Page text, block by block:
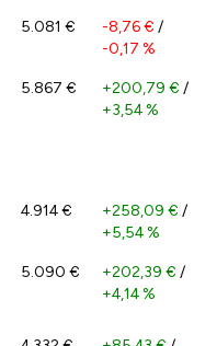
5.081 € -8,76 € /
-0,17 %
5.867 € +200,79 € /
+3,54 %
4.914 € +258,09 € /
+5,54 %
5.090 € +202,39 € /
+4,14 %